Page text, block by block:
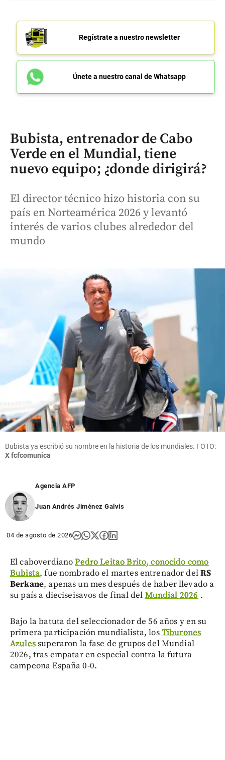
Regístrate a nuestro newsletter
Únete a nuestro canal de Whatsapp
Bubista, entrenador de Cabo
Verde en el Mundial, tiene
nuevo equipo; ¿donde dirigirá?
El director técnico hizo historia con su
país en Norteamérica 2026 y levantó
interés de varios clubes alrededor del
mundo
Bubista ya escribió su nombre en la historia de los mundiales. FOTO:
X fcfcomunica
Agencia AFP
Juan Andrés Jiménez Galvis
04 de agosto de 2026
El caboverdianoPedro Leitao Brito, conocido como
Bubista, fue nombrado el martes entrenador delRS
Berkane, apenas un mes después de haber llevado a
su país a dieciseisavos de final del Mundial 2026 .
Bajo la batuta del seleccionador de 56 años y en su
primera participación mundialista, losTiburones
Azulessuperaron la fase de grupos del Mundial
2026, tras empatar en especial contra la futura
campeona España 0-0.